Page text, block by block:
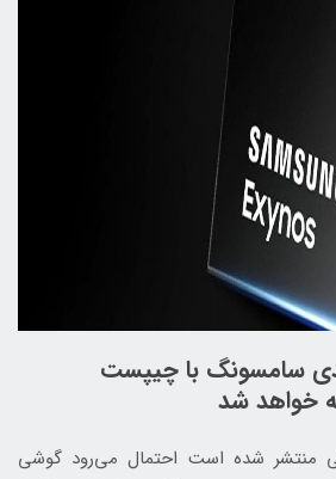
سامسونگ با چیپست
منتشر شده است احتمال می‌رود گوشی